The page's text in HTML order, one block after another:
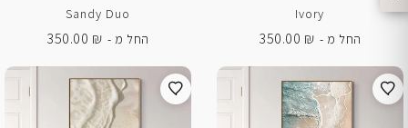
Ivory
החל מ -
350.00 ₪
Sandy Duo
החל מ -
350.00 ₪